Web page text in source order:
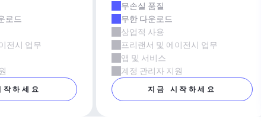
로드
전시 업무
하세요
무손실 품질
무한 다운로드
상업적 사용
프리랜서 및 에이전시 업무
앱 및 서비스
계정 관리자 지원
지금 시작하세요